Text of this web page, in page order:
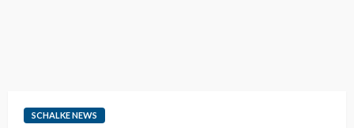
SCHALKE NEWS